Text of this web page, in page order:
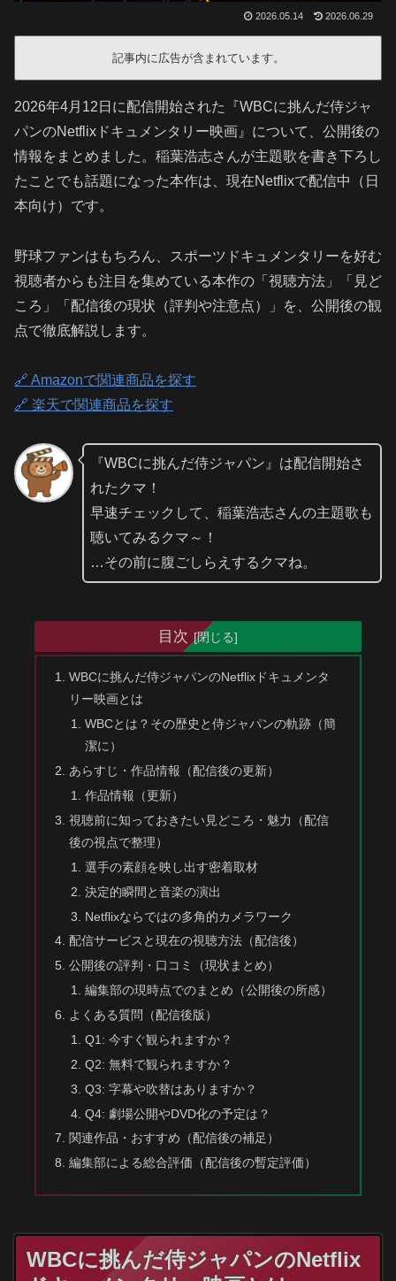
2026.05.14 2026.06.29
記事内に広告が含まれています。
2026年4月12日に配信開始された『WBCに挑んだ侍ジャ
パンのNetflixドキュメンタリー映画』について、公開後の
情報をまとめました。稲葉浩志さんが主題歌を書き下ろし
たことでも話題になった本作は、現在Netflixで配信中（日
本向け）です。
野球ファンはもちろん、スポーツドキュメンタリーを好む
視聴者からも注目を集めている本作の「視聴方法」「見ど
ころ」「配信後の現状（評判や注意点）」を、公開後の観
点で徹底解説します。
🔗 Amazonで関連商品を探す
🔗 楽天で関連商品を探す
『WBCに挑んだ侍ジャパン』は配信開始さ
れたクマ！
早速チェックして、稲葉浩志さんの主題歌も
聴いてみるクマ～！
…その前に腹ごしらえするクマね。
目次
WBCに挑んだ侍ジャパンのNetflixドキュメンタ
リー映画とは
WBCとは？その歴史と侍ジャパンの軌跡（簡
潔に）
あらすじ・作品情報（配信後の更新）
作品情報（更新）
視聴前に知っておきたい見どころ・魅力（配信
後の視点で整理）
選手の素顔を映し出す密着取材
決定的瞬間と音楽の演出
Netflixならではの多角的カメラワーク
配信サービスと現在の視聴方法（配信後）
公開後の評判・口コミ（現状まとめ）
編集部の現時点でのまとめ（公開後の所感）
よくある質問（配信後版）
Q1: 今すぐ観られますか？
Q2: 無料で観られますか？
Q3: 字幕や吹替はありますか？
Q4: 劇場公開やDVD化の予定は？
関連作品・おすすめ（配信後の補足）
編集部による総合評価（配信後の暫定評価）
WBCに挑んだ侍ジャパンのNetflix